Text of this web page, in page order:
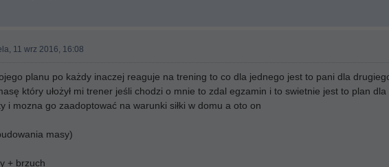
11 wrz 2016, 16:08
planu po każdy inaczej reaguje na trening to co dla jednego jest to pani dla
który ułożył mi trener jeśli chodzi o mnie to zdal egzamin i to swietnie jest to plan dla
i mozna go zaadoptować na warunki siłki w domu a oto on
masy)
+ brzuch